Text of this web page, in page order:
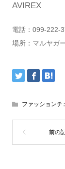
AVIREX
電話：099-222-
場所：マルヤガ
ファッションチ